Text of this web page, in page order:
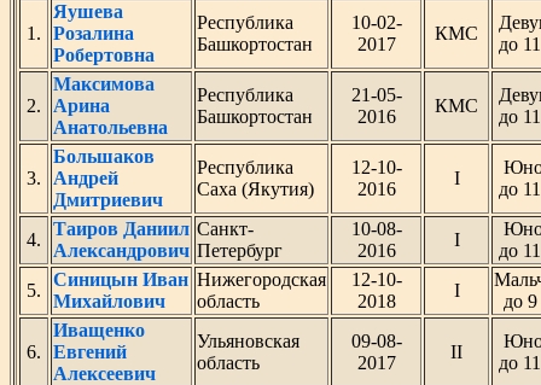
1.
Яушева
Розалина
Робертовна
Республика
Башкортостан
10-02-
2017
КМС
до
2.
Максимова
Арина
Анатольевна
Республика
Башкортостан
21-05-
2016
КМС
до
3.
Большаков
Андрей
Дмитриевич
Республика
Саха (Якутия)
12-10-
2016
I
до
4.
Таиров Даниил
Александрович
Санкт-
Петербург
10-08-
2016
I
до
5.
Синицын Иван
Михайлович
Нижегородская
область
12-10-
2018
I
до 9
6.
Иващенко
Евгений
Алексеевич
Ульяновская
область
09-08-
2017
II
до